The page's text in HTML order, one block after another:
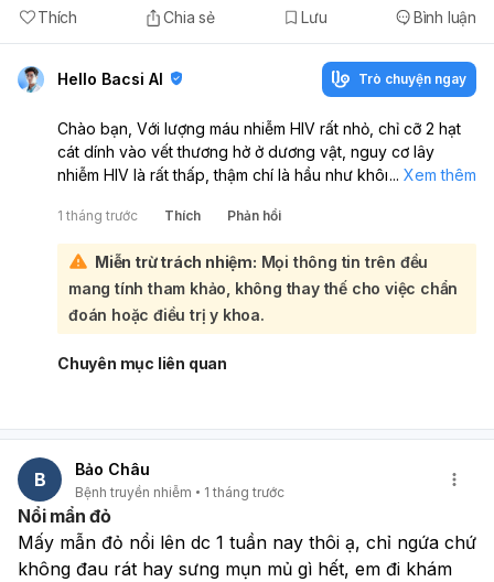
Thích Chia sẻ Lưu Bình luận
Hello Bacsi AI Trò chuyện ngay
Chào bạn, Với lượng máu nhiễm HIV rất nhỏ, chỉ cỡ 2 hạt
cát dính vào vết thương hở ở dương vật, nguy cơ lây
nhiễm HIV là rất thấp, thậm chí là hầu như không có:
khoảng 0,3%), nhưng để sự lây nhiễm xảy ra, cần có đủ
lượng virus sống và virus phải tiếp xúc trực tiếp với máu
trong vết thương đang chảy. Lượng máu nhỏ như bạn mô
tả có thể không chứa đủ lượng virus cần thiết để gây lây
nhiễm, đặc biệt nếu máu đã khô hoặc không còn tươi.
Nguy cơ lây nhiễm qua vết thương không chảy máu cũng
rất thấp. Nếu bạn vẫn còn lo lắng, bạn có thể đến cơ sở y
... Xem thêm
1 tháng trước Thích Phản hồi
Miễn trừ trách nhiệm: Mọi thông tin trên đều
mang tính tham khảo, không thay thế cho việc chẩn
đoán hoặc điều trị y khoa.
Chuyên mục liên quan
B Bảo Châu
Bệnh truyền nhiễm 1 tháng trước
Nổi mẩn đỏ
Mấy mẫn đỏ nổi lên dc 1 tuần nay thôi ạ, chỉ ngứa chứ
không đau rát hay sưng mụn mủ gì hết, em đi khám